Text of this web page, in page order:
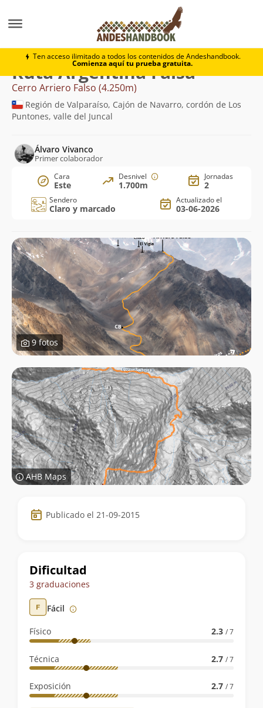
Ten acceso ilimitado a todos los contenidos de Andeshandbook.
Comienza aquí tu prueba gratuita.
Cerro Arriero Falso Argentina Falsa
Ruta Argentina Falsa
Cerro Arriero Falso (4.250m)
Región de Valparaíso, Cajón de Navarro, cordón de Los
Puntones, valle del Juncal
Álvaro Vivanco
Primer colaborador
Cara
Este
Desnivel
1.700m
Jornadas
2
Sendero
Claro y marcado
Actualizado el
03-06-2026
9 fotos
AHB Maps
Datos
de
ruta
Publicado el 21-09-2015
Dificultad
3 graduaciones
Fácil
Físico 2.3 / 7
Técnica 2.7 / 7
Exposición 2.7 / 7